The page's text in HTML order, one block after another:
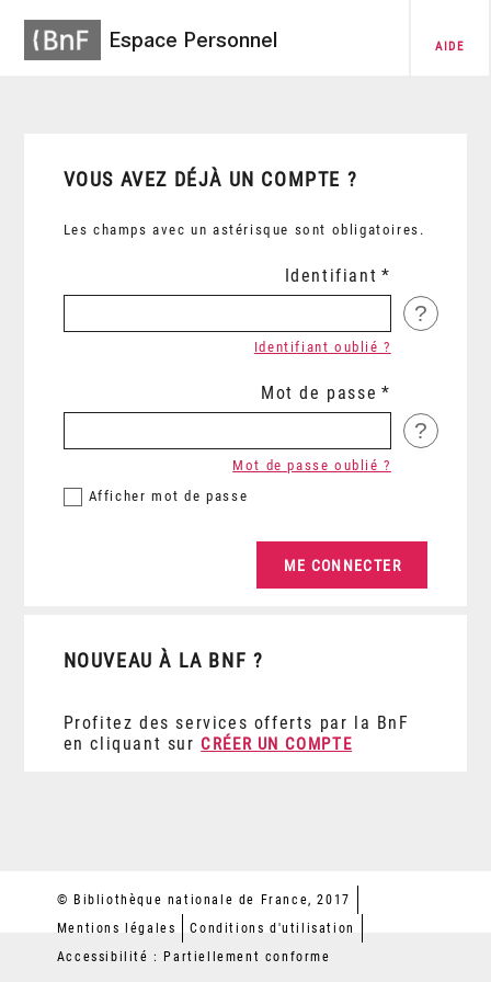
Espace Personnel AIDE
VOUS AVEZ DÉJÀ UN COMPTE ?
Les champs avec un astérisque sont obligatoires.
Identifiant
?
Identifiant oublié ?
Mot de passe
?
Afficher mot de passe
Mot de passe oublié ?
NOUVEAU À LA BNF ?
Profitez des services offerts par la BnF
en cliquant sur CRÉER UN COMPTE
© Bibliothèque nationale de France, 2017
Mentions légales
Conditions d'utilisation
Accessibilité : Partiellement conforme